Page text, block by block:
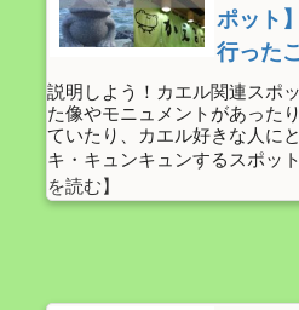
ポット
行った
説明しよう！カエル関連スポ
た像やモニュメントがあった
ていたり、カエル好きな人に
キ・キュンキュンするスポッ